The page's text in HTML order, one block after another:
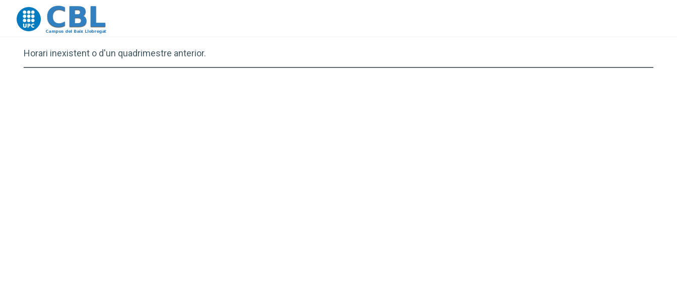
Go to upc.edu
Horari inexistent o d'un quadrimestre anterior.